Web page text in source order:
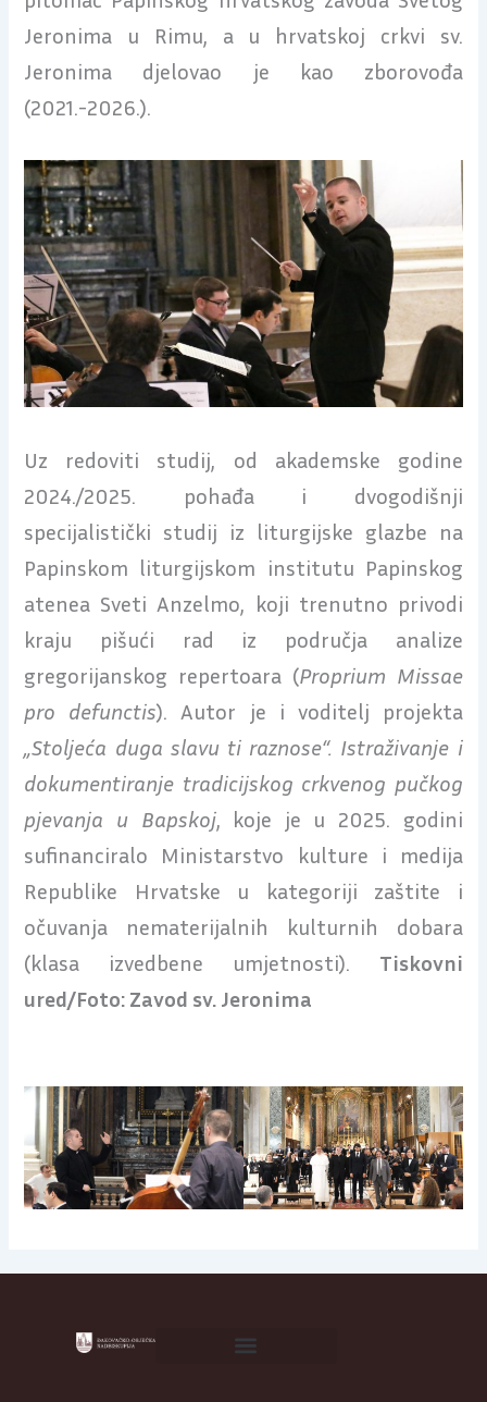
Jeronima u Rimu, a u hrvatskoj crkvi sv.
Jeronima djelovao je kao zborovođa
(2021.-2026.).
Uz redoviti studij, od akademske godine
2024./2025. pohađa i dvogodišnji
specijalistički studij iz liturgijske glazbe na
Papinskom liturgijskom institutu Papinskog
atenea Sveti Anzelmo, koji trenutno privodi
kraju pišući rad iz područja analize
gregorijanskog repertoara (Proprium Missae
pro defunctis). Autor je i voditelj projekta
„Stoljeća duga slavu ti raznose“. Istraživanje i
dokumentiranje tradicijskog crkvenog pučkog
pjevanja u Bapskoj, koje je u 2025. godini
sufinanciralo Ministarstvo kulture i medija
Republike Hrvatske u kategoriji zaštite i
očuvanja nematerijalnih kulturnih dobara
(klasa izvedbene umjetnosti). Tiskovni
ured/Foto: Zavod sv. Jeronima